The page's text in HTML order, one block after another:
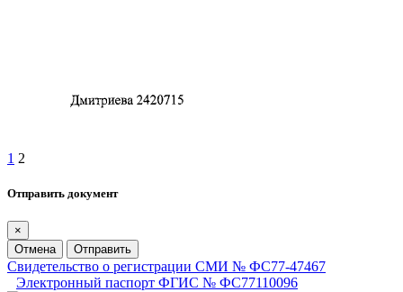
1 2
Отправить документ
×
Отмена
Отправить
Свидетельство о регистрации СМИ № ФС77-47467
Электронный паспорт ФГИС № ФС77110096